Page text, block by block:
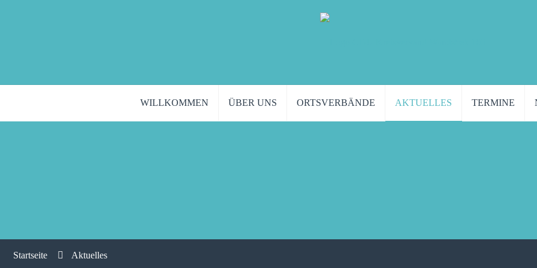
WILLKOMMEN ÜBER UNS ORTSVERBÄNDE AKTUELLES TERMINE
Startseite Aktuelles